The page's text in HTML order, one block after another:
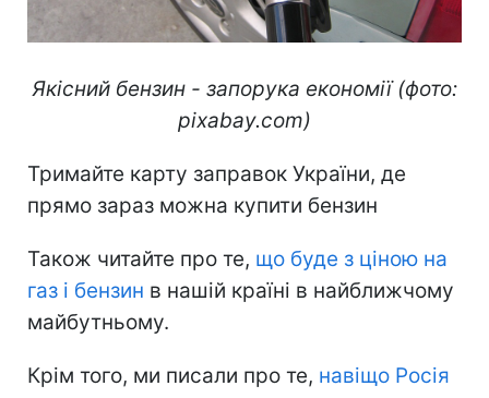
Якісний бензин - запорука економії (фото:
pixabay.com)
Тримайте карту заправок України, де
прямо зараз можна купити бензин
Також читайте про те, що буде з ціною на
газ і бензин в нашій країні в найближчому
майбутньому.
Крім того, ми писали про те, навіщо Росія